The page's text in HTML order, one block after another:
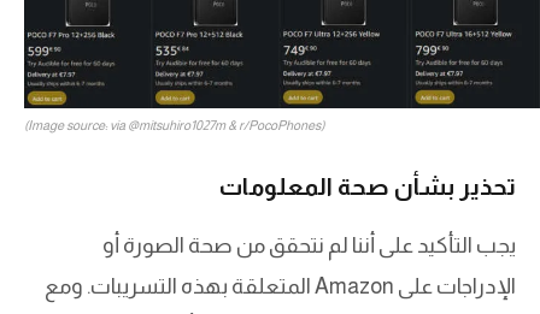
(Image source: via @mitsuhiro1027m & r/PocoPhones)
تحذير بشأن صحة المعلومات
يجب التأكيد على أننا لم نتحقق من صحة الصورة أو
الإدراجات على Amazon المتعلقة بهذه التسريبات. ومع